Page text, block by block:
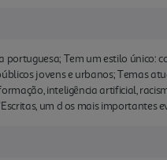
Tem um estilo único:
jovens e urbanos; Temas
inteligência artificial,
um d os mais importantes